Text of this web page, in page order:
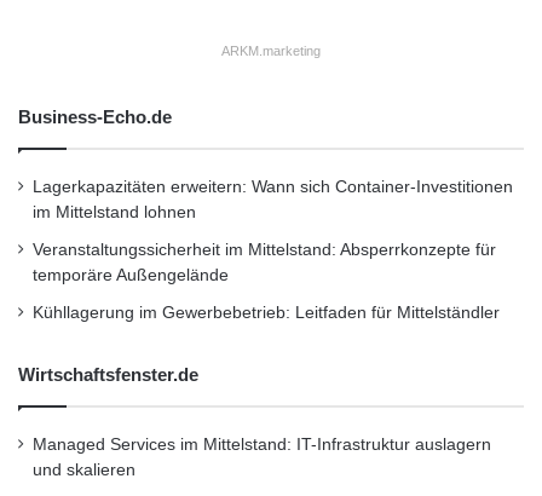
von PC-1 unterstützt, die effizient angebrachte
Besuchen Sie
http://www.pc1.com/userfiles/file/pacific-
crossing-and-infinera-complete-subsea-
Corporation
ARKM.marketing
Business-Echo.de
Lagerkapazitäten erweitern: Wann sich Container-Investitionen
im Mittelstand lohnen
Veranstaltungssicherheit im Mittelstand: Absperrkonzepte für
temporäre Außengelände
Kühllagerung im Gewerbebetrieb: Leitfaden für Mittelständler
Wirtschaftsfenster.de
Managed Services im Mittelstand: IT-Infrastruktur auslagern
und skalieren